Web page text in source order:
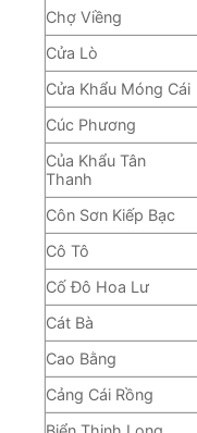
Chợ Viềng
Cửa Lò
Cửa Khẩu Móng Cái
Cúc Phương
Của Khẩu Tân
Thanh
Côn Sơn Kiếp Bạc
Cô Tô
Cố Đô Hoa Lư
Cát Bà
Cao Bằng
Cảng Cái Rồng